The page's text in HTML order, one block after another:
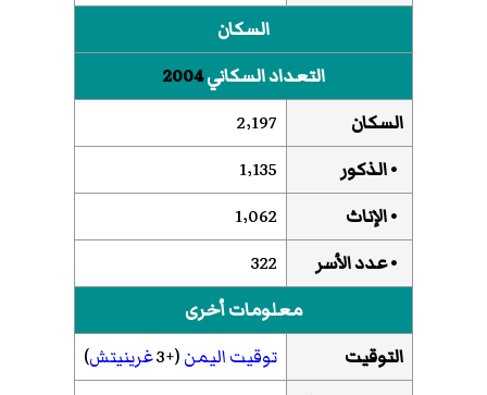
السكان
التعداد السكاني2004
السكان
2٬197
• الذكور
1٬135
• الإناث
1٬062
• عدد الأسر
322
معلومات أخرى
التوقيت
توقيت اليمن(+3 غرينيتش)